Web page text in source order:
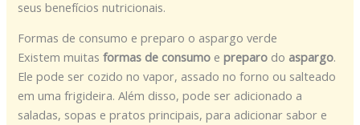
seus benefícios nutricionais.
Formas de consumo e preparo o aspargo verde
Existem muitasformas de consumo epreparo do aspargo.
Ele pode ser cozido no vapor, assado no forno ou salteado
em uma frigideira. Além disso, pode ser adicionado a
saladas, sopas e pratos principais, para adicionar sabor e